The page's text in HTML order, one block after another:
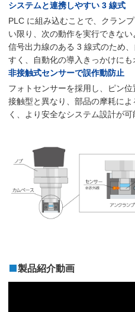
システムと連携しやすい 3 線式
PLC に組み込むことで、クラン
い限り、次の動作を実行できない
信号出力線のある 3 線式のため
すく、自動化の導入きっかけにも
非接触式センサーで誤作動防止
フォトセンサーを採用し、ピン位
接触型と異なり、部品の摩耗に
く、より安全なシステム設計が可
製品紹介動画